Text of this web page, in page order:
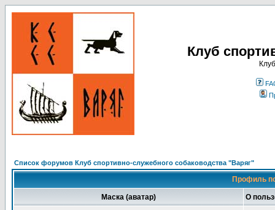
Клуб
Список форумов Клуб спортивно-служебного собаководства "Варяг"
Профиль
Маска (аватар) О